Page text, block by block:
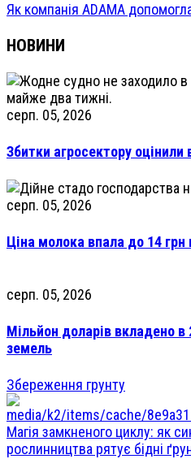
Як компанія ADAMA
НОВИНИ
серп. 05, 2026
Збитки агросектору
серп. 05, 2026
Ціна молока впала до 14 грн
серп. 05, 2026
Мільйон доларів вкладено в
земель
Збереження грунту
Магія замкненого циклу: як
рослинництва рятує бідні